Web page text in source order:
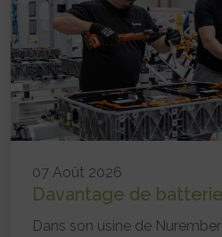
07 Août 2026
Davantage de
Dans son usine de